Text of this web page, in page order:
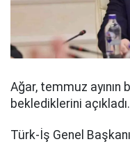
Ağar, temmuz ayının
beklediklerini açıkladı.
Türk-İş Genel